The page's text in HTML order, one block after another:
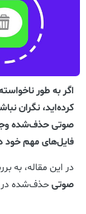
اگر به طور
کرده‌اید، نگران
صوتی حذف‌شده وجود
فایل‌های مهم خود
در این مقاله، به
صوتیحذف‌شده در